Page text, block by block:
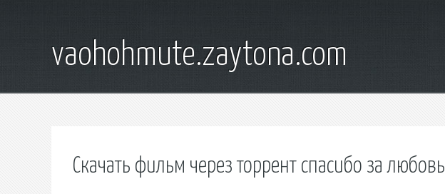
vaohohmute.zaytona.com
Скачать фильм через торрент спасибо за любовь